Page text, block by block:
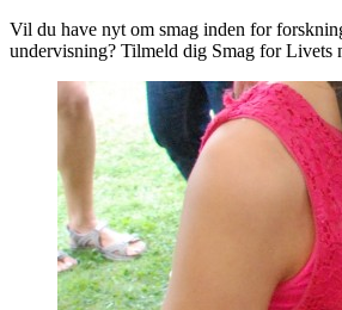
Vil du have nyt om smag inden for
undervisning? Tilmeld dig Smag for Livets